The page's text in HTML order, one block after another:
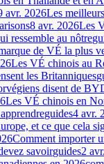
avr. 2026Les
8 avr. 2026Les
ressemble au nôtre
de VÉ la plus
Les VÉ chinois au
les Britanniques
disent de
Les VÉ chinois en
guides4 avr.
et ce que cela
Comment importer
savoirguides2